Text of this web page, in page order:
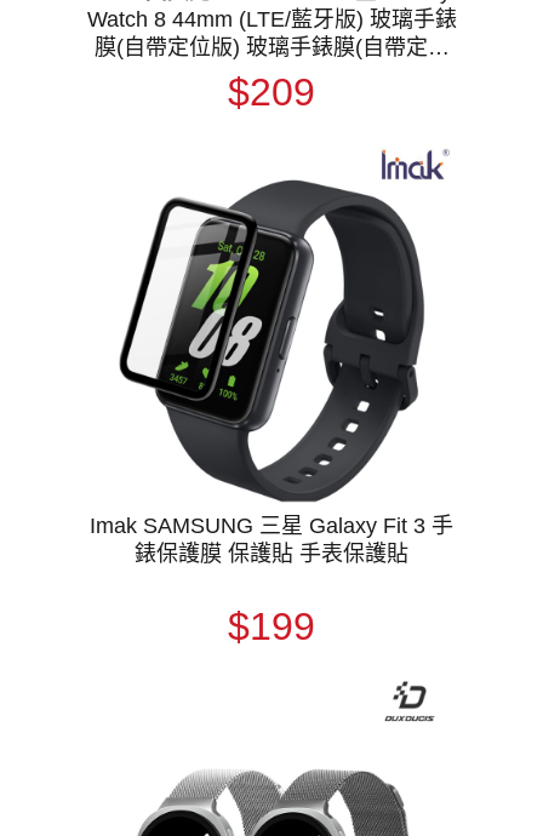
Watch 8 44mm (LTE/藍牙版) 玻璃手錶
膜(自帶定位版) 玻璃手錶膜(自帶定位
版) 保護貼 玻璃貼 手表保護貼
$209
Imak SAMSUNG 三星 Galaxy Fit 3 手
錶保護膜 保護貼 手表保護貼
$199